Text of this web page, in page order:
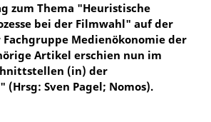
zum Thema "Heuristische
bei der Filmwahl" auf der
Fachgruppe Medienökonomie der
Artikel erschien nun im
(in) der
(Hrsg: Sven Pagel; Nomos).